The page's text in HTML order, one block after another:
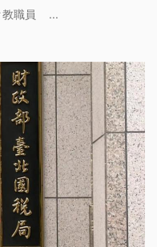
利都是早期代表，鄰
教職員 ...